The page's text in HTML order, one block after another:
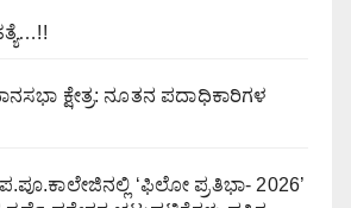
ಕ್ಷೇತ್ರ: ನೂತನ ಪದಾಧಿಕಾರಿಗಳ
‘ಫಿಲೋ ಪ್ರತಿಭಾ- 2026’